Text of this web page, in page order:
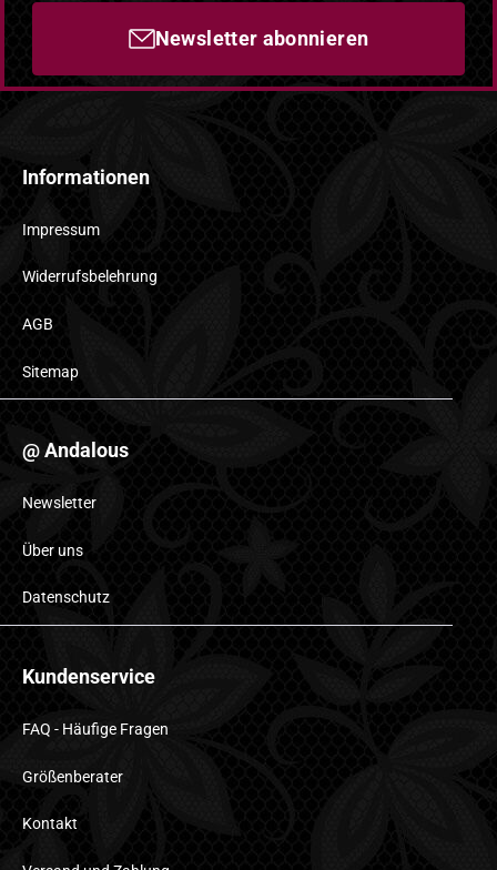
Newsletter abonnieren
Informationen
Impressum
Widerrufsbelehrung
AGB
Sitemap
@ Andalous
Newsletter
Über uns
Datenschutz
Kundenservice
FAQ - Häufige Fragen
Größenberater
Kontakt